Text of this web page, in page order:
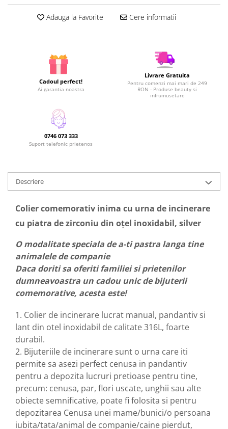
Adauga la Favorite Cere informatii
Cadoul perfect!
Ai garantia noastra
Livrare Gratuita
Pentru comenzi mai mari de 249
RON - Produse beauty si
infrumusetare
0746 073 333
Suport telefonic prietenos
Descriere
Colier comemorativ inima cu urna de incinerare
cu piatra de zirconiu din oțel inoxidabil, silver
O modalitate speciala de a-ti pastra langa tine
animalele de companie
Daca doriti sa oferiti familiei si prietenilor
dumneavoastra un cadou unic de bijuterii
comemorative, acesta este!
1. Colier de incinerare lucrat manual, pandantiv si
lant din otel inoxidabil de calitate 316L, foarte
durabil.
2. Bijuteriile de incinerare sunt o urna care iti
permite sa asezi perfect cenusa in pandantiv
pentru a depozita lucruri pretioase pentru tine,
precum: cenusa, par, flori uscate, unghii sau alte
obiecte semnificative, poate fi folosita si pentru
depozitarea Cenusa unei mame/bunici/o persoana
iubita/tata/animal de companie/caine pierdut,